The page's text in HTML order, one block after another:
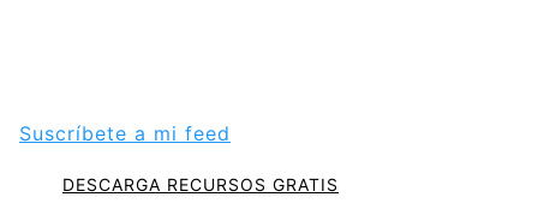
Suscríbete a mi feed
DESCARGA RECURSOS GRATIS